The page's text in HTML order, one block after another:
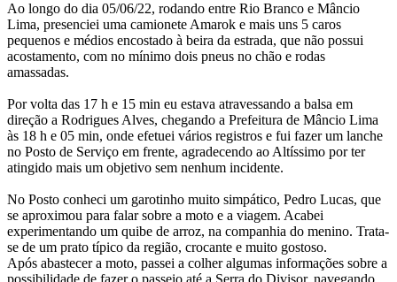
Ao longo do dia 05/06/22, rodando entre Rio Branco e Mâncio
Lima, presenciei uma camionete Amarok e mais uns 5 caros
pequenos e médios encostado à beira da estrada, que não possui
acostamento, com no mínimo dois pneus no chão e rodas
amassadas.
Por volta das 17 h e 15 min eu estava atravessando a balsa em
direção a Rodrigues Alves, chegando a Prefeitura de Mâncio Lima
às 18 h e 05 min, onde efetuei vários registros e fui fazer um lanche
no Posto de Serviço em frente, agradecendo ao Altíssimo por ter
atingido mais um objetivo sem nenhum incidente.
No Posto conheci um garotinho muito simpático, Pedro Lucas, que
se aproximou para falar sobre a moto e a viagem. Acabei
experimentando um quibe de arroz, na companhia do menino. Trata-
se de um prato típico da região, crocante e muito gostoso.
Após abastecer a moto, passei a colher algumas informações sobre a